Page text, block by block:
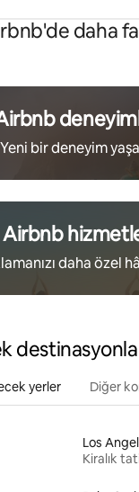
daha
Yeni bir deneyim
Airbnb
daha özel
yerler Diğer
Los
Kiralık